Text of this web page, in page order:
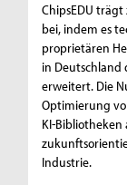
ChipsEDU
bei, indem es
proprietären
in Deutschland
erweitert. Die
Optimierung
KI-Bibliotheken
Industrie.